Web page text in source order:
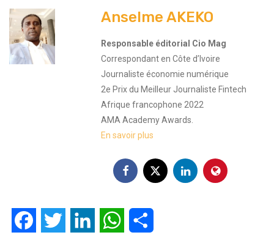
Anselme AKEKO
Responsable éditorial Cio Mag
Correspondant en Côte d’Ivoire
Journaliste économie numérique
2e Prix du Meilleur Journaliste Fintech
Afrique francophone 2022
AMA Academy Awards.
En savoir plus
FacebookTwitter LinkedIn WhatsApp